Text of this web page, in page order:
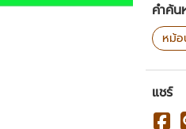
คำค้น
หม้อ
แชร์